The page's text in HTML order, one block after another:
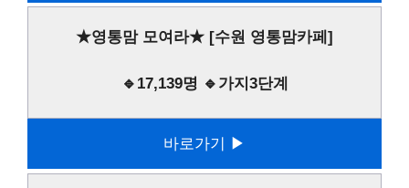
★영통맘 모여라★ [수원 영통맘카페]
🔹17,139명 🔹가지3단계
바로가기 ▶